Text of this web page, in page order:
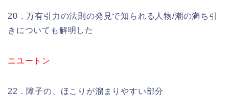
20．万有引力の法則の発見で知られる人物/潮の満ち引
きについても解明した
ニユートン
22．障子の、ほこりが溜まりやすい部分